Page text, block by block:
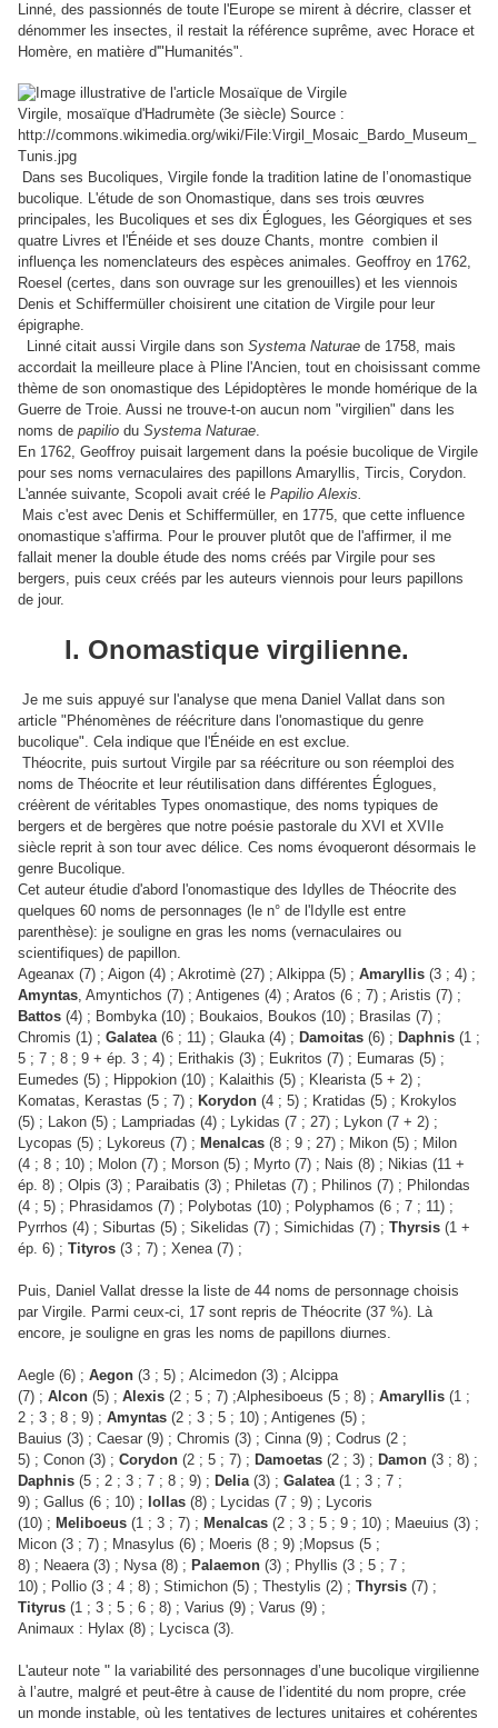
Linné, des passionnés de toute l'Europe se mirent à décrire, classer et
dénommer les insectes, il restait la référence suprême, avec Horace et
Homère, en matière d'"Humanités".
Virgile, mosaïque d'Hadrumète (3e siècle) Source :
http://commons.wikimedia.org/wiki/File:Virgil_Mosaic_Bardo_Museum_
Tunis.jpg
Dans ses Bucoliques, Virgile fonde la tradition latine de l’onomastique
bucolique. L'étude de son Onomastique, dans ses trois œuvres
principales, les Bucoliques et ses dix Églogues, les Géorgiques et ses
quatre Livres et l'Énéide et ses douze Chants, montre combien il
influença les nomenclateurs des espèces animales. Geoffroy en 1762,
Roesel (certes, dans son ouvrage sur les grenouilles) et les viennois
Denis et Schiffermüller choisirent une citation de Virgile pour leur
épigraphe.
Linné citait aussi Virgile dans son Systema Naturae de 1758, mais
accordait la meilleure place à Pline l'Ancien, tout en choisissant comme
thème de son onomastique des Lépidoptères le monde homérique de la
Guerre de Troie. Aussi ne trouve-t-on aucun nom "virgilien" dans les
noms de papilio du Systema Naturae.
En 1762, Geoffroy puisait largement dans la poésie bucolique de Virgile
pour ses noms vernaculaires des papillons Amaryllis, Tircis, Corydon.
L'année suivante, Scopoli avait créé le Papilio Alexis.
Mais c'est avec Denis et Schiffermüller, en 1775, que cette influence
onomastique s'affirma. Pour le prouver plutôt que de l'affirmer, il me
fallait mener la double étude des noms créés par Virgile pour ses
bergers, puis ceux créés par les auteurs viennois pour leurs papillons
de jour.
I. Onomastique virgilienne.
Je me suis appuyé sur l'analyse que mena Daniel Vallat dans son
article "Phénomènes de réécriture dans l'onomastique du genre
bucolique". Cela indique que l'Énéide en est exclue.
Théocrite, puis surtout Virgile par sa réécriture ou son réemploi des
noms de Théocrite et leur réutilisation dans différentes Églogues,
créèrent de véritables Types onomastique, des noms typiques de
bergers et de bergères que notre poésie pastorale du XVI et XVIIe
siècle reprit à son tour avec délice. Ces noms évoqueront désormais le
genre Bucolique.
Cet auteur étudie d'abord l'onomastique des Idylles de Théocrite des
quelques 60 noms de personnages (le n° de l'Idylle est entre
parenthèse): je souligne en gras les noms (vernaculaires ou
scientifiques) de papillon.
Ageanax (7) ; Aigon (4) ; Akrotimè (27) ; Alkippa (5) ; Amaryllis (3 ; 4) ;
Amyntas, Amyntichos (7) ; Antigenes (4) ; Aratos (6 ; 7) ; Aristis (7) ;
Battos (4) ; Bombyka (10) ; Boukaios, Boukos (10) ; Brasilas (7) ;
Chromis (1) ; Galatea(6 ; 11) ; Glauka (4) ; Damoitas (6) ; Daphnis (1 ;
5 ; 7 ; 8 ; 9 + ép. 3 ; 4) ; Erithakis (3) ; Eukritos (7) ; Eumaras (5) ;
Eumedes (5) ; Hippokion (10) ; Kalaithis (5) ; Klearista (5 + 2) ;
Komatas, Kerastas (5 ; 7) ; Korydon (4 ; 5) ; Kratidas (5) ; Krokylos
(5) ; Lakon (5) ; Lampriadas (4) ; Lykidas (7 ; 27) ; Lykon (7 + 2) ;
Lycopas (5) ; Lykoreus (7) ; Menalcas (8 ; 9 ; 27) ; Mikon (5) ; Milon
(4 ; 8 ; 10) ; Molon (7) ; Morson (5) ; Myrto (7) ; Nais (8) ; Nikias (11 +
ép. 8) ; Olpis (3) ; Paraibatis (3) ; Philetas (7) ; Philinos (7) ; Philondas
(4 ; 5) ; Phrasidamos (7) ; Polybotas (10) ; Polyphamos (6 ; 7 ; 11) ;
Pyrrhos (4) ; Siburtas (5) ; Sikelidas (7) ; Simichidas (7) ; Thyrsis (1 +
ép. 6) ; Tityros (3 ; 7) ; Xenea (7) ;
Puis, Daniel Vallat dresse la liste de 44 noms de personnage choisis
par Virgile. Parmi ceux-ci, 17 sont repris de Théocrite (37 %). Là
encore, je souligne en gras les noms de papillons diurnes.
Aegle (6) ; Aegon (3 ; 5) ; Alcimedon (3) ; Alcippa
(7) ; Alcon (5) ; Alexis (2 ; 5 ; 7) ;Alphesiboeus (5 ; 8) ; Amaryllis (1 ;
2 ; 3 ; 8 ; 9) ; Amyntas (2 ; 3 ; 5 ; 10) ; Antigenes (5) ;
Bauius (3) ; Caesar (9) ; Chromis (3) ; Cinna (9) ; Codrus (2 ;
5) ; Conon (3) ; Corydon (2 ; 5 ; 7) ; Damoetas (2 ; 3) ; Damon (3 ; 8) ;
Daphnis (5 ; 2 ; 3 ; 7 ; 8 ; 9) ; Delia(3) ; Galatea(1 ; 3 ; 7 ;
9) ; Gallus (6 ; 10) ; Iollas (8) ; Lycidas (7 ; 9) ; Lycoris
(10) ; Meliboeus (1 ; 3 ; 7) ; Menalcas (2 ; 3 ; 5 ; 9 ; 10) ; Maeuius (3) ;
Micon (3 ; 7) ; Mnasylus (6) ; Moeris (8 ; 9) ;Mopsus (5 ;
8) ; Neaera (3) ; Nysa (8) ; Palaemon (3) ; Phyllis (3 ; 5 ; 7 ;
10) ; Pollio (3 ; 4 ; 8) ; Stimichon (5) ; Thestylis (2) ; Thyrsis (7) ;
Tityrus (1 ; 3 ; 5 ; 6 ; 8) ; Varius (9) ; Varus (9) ;
Animaux : Hylax (8) ; Lycisca (3).
L'auteur note " la variabilité des personnages d’une bucolique virgilienne
à l’autre malgré et peut-être à cause de l’identité du nom propre, crée
un monde instable, où les tentatives de lectures unitaires et cohérentes